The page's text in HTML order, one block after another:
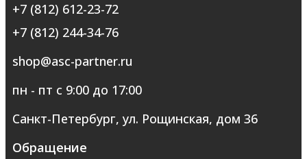
+7 (812) 612-23-72
+7 (812) 244-34-76
shop@asc-partner.ru
пн - пт с 9:00 до 17:00
Санкт-Петербург, ул. Рощинская, дом 36
Обращение